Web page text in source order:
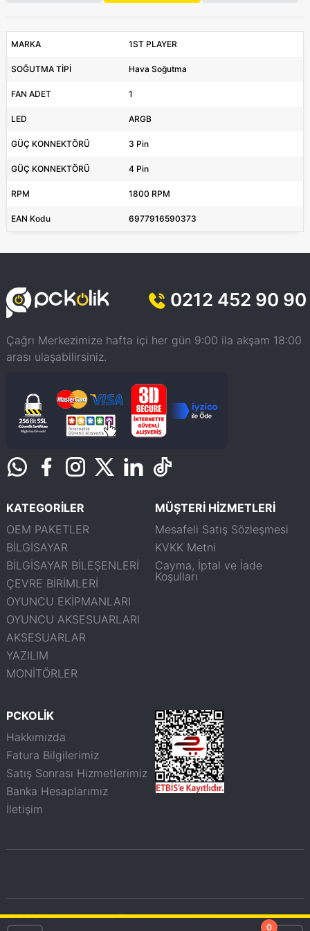
0
MARKA 1ST PLAYER
SOĞUTMA TİPİ Hava Soğutma
FAN ADET 1
LED ARGB
GÜÇ KONNEKTÖRÜ 3 Pin
GÜÇ KONNEKTÖRÜ 4 Pin
RPM 1800 RPM
EAN Kodu 6977916590373
0212 452 90 90
Çağrı Merkezimize hafta içi her gün 9:00 ila akşam 18:00
arası ulaşabilirsiniz.
KATEGORİLER
OEM PAKETLER
BİLGİSAYAR
BİLGİSAYAR BİLEŞENLERİ
ÇEVRE BİRİMLERİ
OYUNCU EKİPMANLARI
OYUNCU AKSESUARLARI
AKSESUARLAR
YAZILIM
MONİTÖRLER
MÜŞTERİ HİZMETLERİ
Mesafeli Satış Sözleşmesi
KVKK Metni
Cayma, İptal ve İade
Koşulları
PCKOLİK
Hakkımızda
Fatura Bilgilerimiz
Satış Sonrası Hizmetlerimiz
Banka Hesaplarımız
İletişim
© 2026 pckolik.com.tr - Tüm haklarımız saklıdır.